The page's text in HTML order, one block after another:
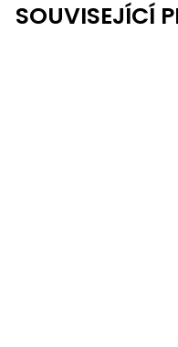
SOUVISEJÍCÍ